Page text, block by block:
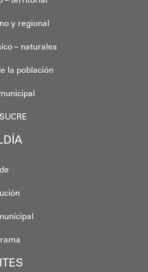
y regional
– naturales
la población